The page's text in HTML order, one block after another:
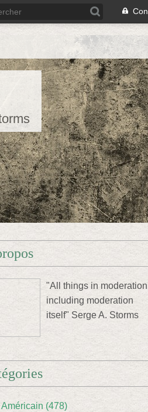
"All things in
including moderation
itself" Serge A. Storms
Américain (478)